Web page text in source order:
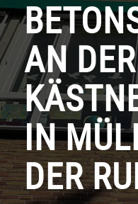
AN
IN
DER